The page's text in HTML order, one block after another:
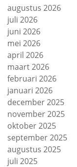
augustus 2026
juli 2026
juni 2026
mei 2026
april 2026
maart 2026
februari 2026
januari 2026
december 2025
november 2025
oktober 2025
september 2025
augustus 2025
juli 2025